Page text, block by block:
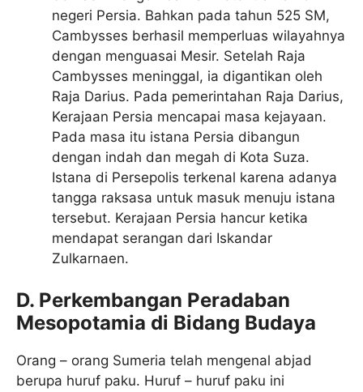
negeri Persia. Bahkan pada tahun 525 SM,
Cambysses berhasil memperluas wilayahnya
dengan menguasai Mesir. Setelah Raja
Cambysses meninggal, ia digantikan oleh
Raja Darius. Pada pemerintahan Raja Darius,
Kerajaan Persia mencapai masa kejayaan.
Pada masa itu istana Persia dibangun
dengan indah dan megah di Kota Suza.
Istana di Persepolis terkenal karena adanya
tangga raksasa untuk masuk menuju istana
tersebut. Kerajaan Persia hancur ketika
mendapat serangan dari Iskandar
Zulkarnaen.
D. Perkembangan Peradaban
Mesopotamia di Bidang Budaya
Orang – orang Sumeria telah mengenal abjad
berupa huruf paku. Huruf – huruf paku ini